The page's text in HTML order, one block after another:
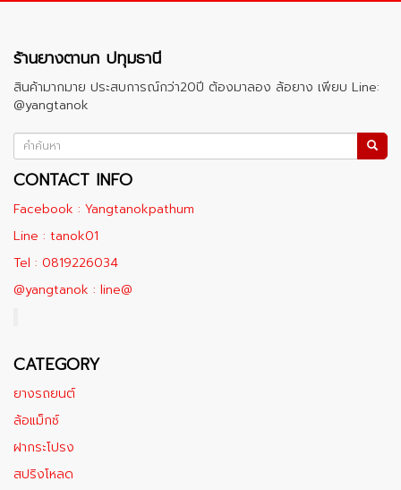
ร้านยางตานก ปทุมธานี
สินค้ามากมาย ประสบการณ์กว่า20ปี ต้องมาลอง ล้อยาง เพียบ Line:
@yangtanok
CONTACT INFO
Facebook : Yangtanokpathum
Line : tanok01
Tel : 0819226034
@yangtanok : line@
CATEGORY
ยางรถยนต์
ล้อแม็กซ์
ฝากระโปรง
สปริงโหลด